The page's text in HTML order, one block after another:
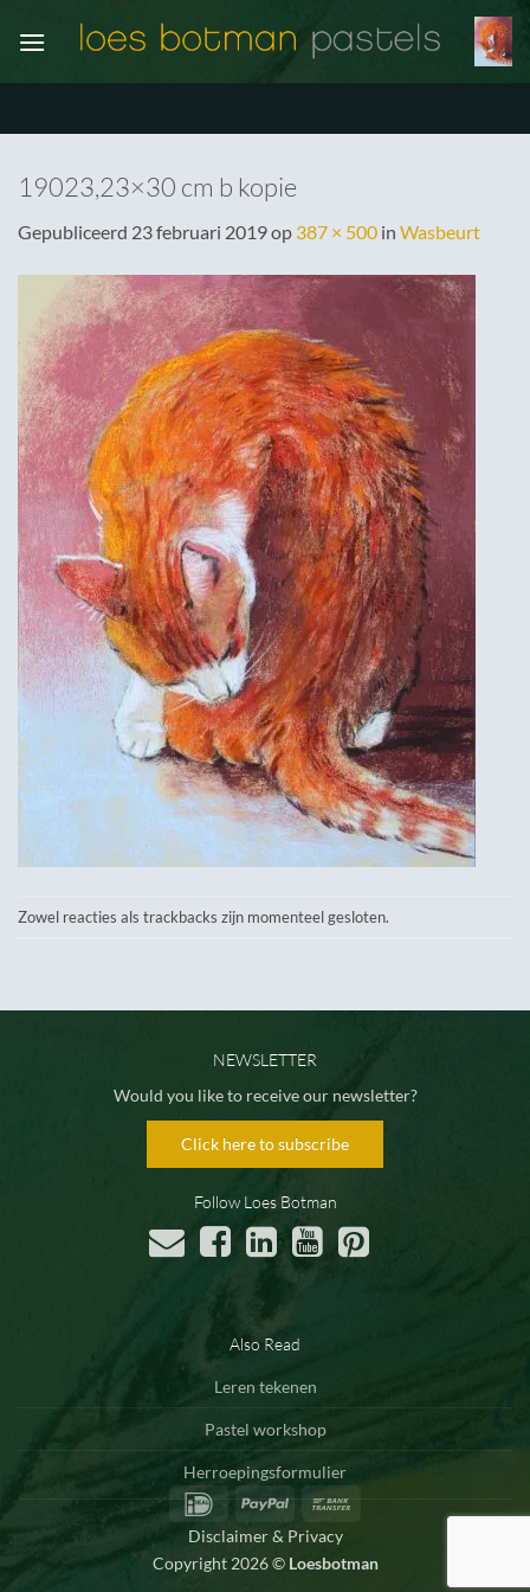
naar
19023,23×30 cm b kopie
Gepubliceerd 23 februari 2019op 387 × 500 in Wasbeurt
Zowel reacties als trackbacks zijn momenteel gesloten.
NEWSLETTER
Would you like to receive our newsletter?
Click here to subscribe
Follow Loes Botman
Also Read
Leren tekenen
Pastel workshop
Herroepingsformulier
IDeal
PayPal
Disclaimer & Privacy
Copyright 2026 © Loesbotman